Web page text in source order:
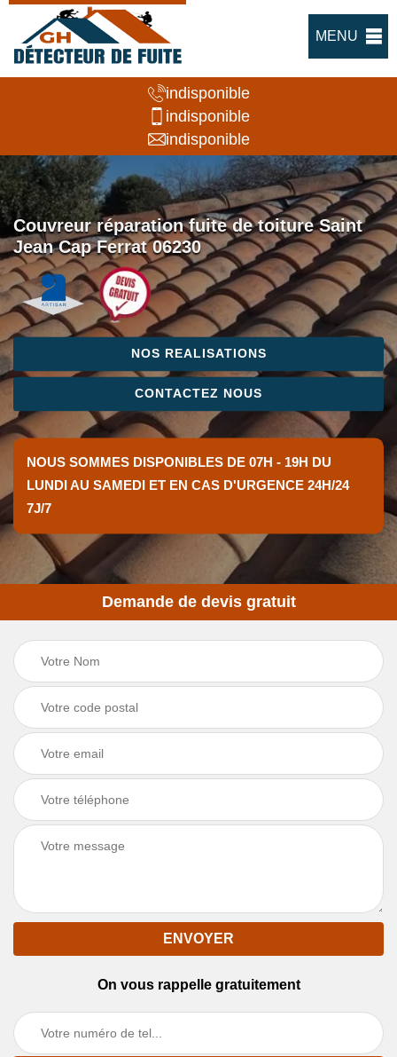
MENU
indisponible
indisponible
indisponible
Couvreur réparation fuite de toiture Saint
Jean Cap Ferrat 06230
NOS REALISATIONS
CONTACTEZ NOUS
NOUS SOMMES DISPONIBLES DE 07H - 19H DU
LUNDI AU SAMEDI ET EN CAS D'URGENCE 24H/24
7J/7
Demande de devis gratuit
On vous rappelle gratuitement